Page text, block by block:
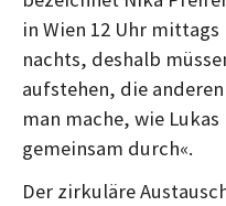
in Wien 12 Uhr
nachts, deshalb
aufstehen, die
man mache, wie
gemeinsam durch«.
Der zirkuläre